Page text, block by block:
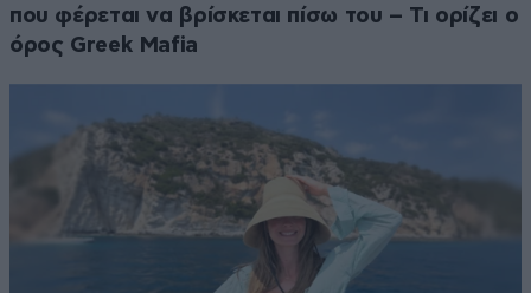
που φέρεται να βρίσκεται πίσω του – Τι ορίζει ο
όρος Greek Mafia